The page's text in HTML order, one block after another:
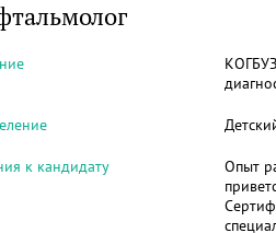
к кандидату Опыт